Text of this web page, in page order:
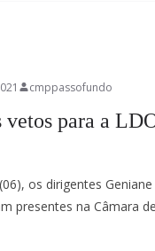
cmppassofundo
vetos para a
os dirigentes
presentes na Câmara